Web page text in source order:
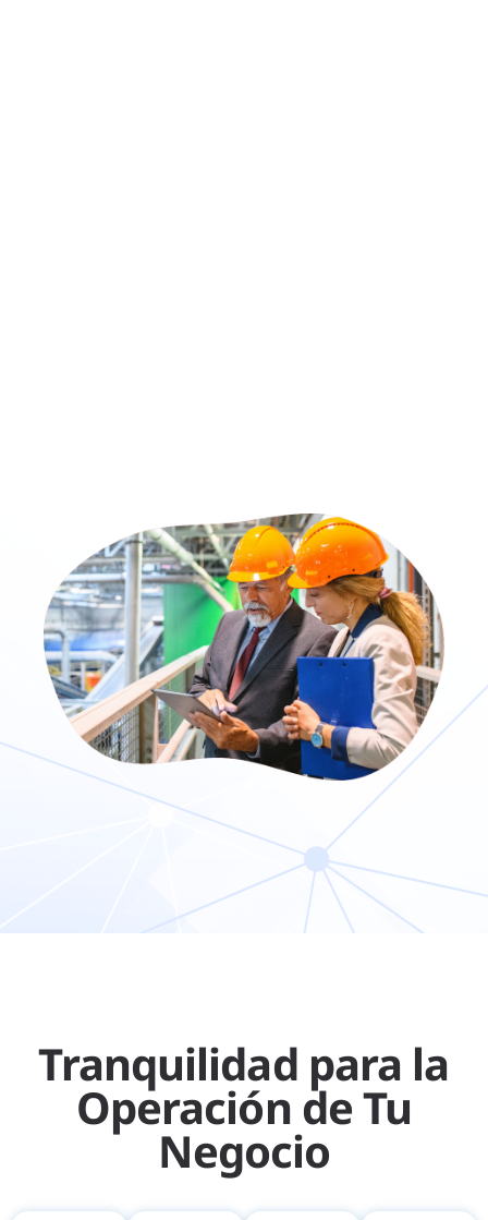
Tranquilidad para la
Operación de Tu
Negocio